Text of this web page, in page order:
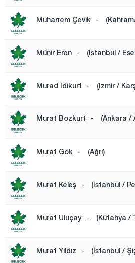
Muharrem Çevik -
Münir Eren - (İstanbul /
Murad İdikurt - (Izmir /
Murat Bozkurt - (Ankara /
Murat Gök - (Ağrı)
Murat Keleş - (İstanbul /
Murat Uluçay - (Kütahya /
Murat Yıldız - (İstanbul /